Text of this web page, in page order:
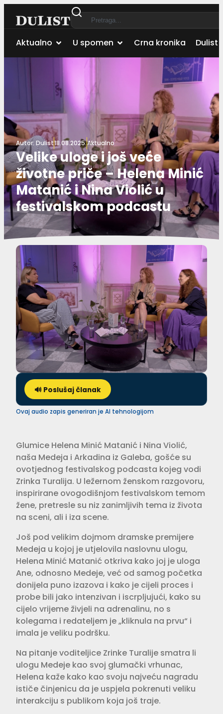
Aktualno U spomen Crna kronika Dulist
Autor:Dulist18.08.2025.Aktualno
Velike uloge i još veće
životne priče – Helena Minić
Matanić i Nina Violić u
festivalskom podcastu
🔊 Poslušaj članak
Ovaj audio zapis generiran je AI tehnologijom
Glumice Helena Minić Matanić i Nina Violić,
naša Medeja i Arkadina iz Galeba, gošće su
ovotjednog festivalskog podcasta kojeg vodi
Zrinka Turalija. U ležernom ženskom razgovoru,
inspirirane ovogodišnjom festivalskom temom
žene, pretresle su niz zanimljivih tema iz života
na sceni, ali i iza scene.
Još pod velikim dojmom dramske premijere
Medeja u kojoj je utjelovila naslovnu ulogu,
Helena Minić Matanić otkriva kako joj je uloga
Ane, odnosno Medeje, već od samog početka
donijela puno izazova i kako je cijeli proces i
probe bili jako intenzivan i iscrpljujući, kako su
cijelo vrijeme živjeli na adrenalinu, no s
kolegama i redateljem je „kliknula na prvu“ i
imala je veliku podršku.
Na pitanje voditeljice Zrinke Turalije smatra li
ulogu Medeje kao svoj glumački vrhunac,
Helena kaže kako kao svoju najveću nagradu
ističe činjenicu da je uspjela pokrenuti veliku
interakciju s publikom koja još traje.